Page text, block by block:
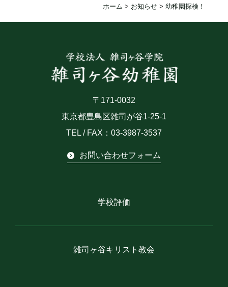
ホーム > お知らせ > 幼稚園探検！
〒171-0032
東京都豊島区雑司が谷1-25-1
TEL / FAX：03-3987-3537
お問い合わせフォーム
学校評価
雑司ヶ谷キリスト教会